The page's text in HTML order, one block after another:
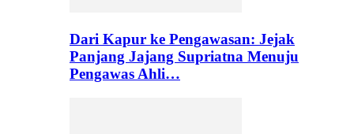
Dari Kapur ke Pengawasan: Jejak
Panjang Jajang Supriatna Menuju
Pengawas Ahli…